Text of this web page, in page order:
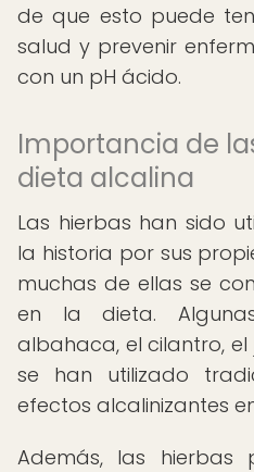
de que esto puede
salud y prevenir
con un pH ácido.
Importancia de
dieta alcalina
Las hierbas han sido
la historia por sus
muchas de ellas se
en la dieta.
albahaca, el cilantro,
se han utilizado
efectos alcalinizantes
Además, las hierbas